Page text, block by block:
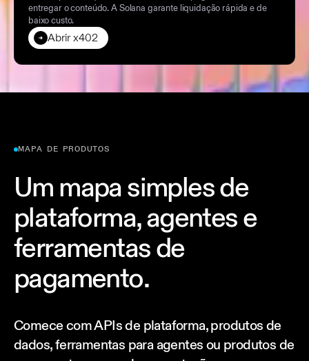
entregar o conteúdo. A Solana garante liquidação rápida e de
baixo custo.
Abrir x402
MAPA DE PRODUTOS
Um mapa simples de
plataforma, agentes e
ferramentas de
pagamento.
Comece com APIs de plataforma, produtos de
dados, ferramentas para agentes ou produtos de